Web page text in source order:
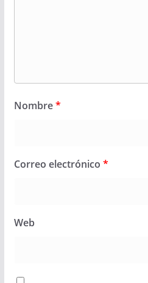
Nombre*
Correo electrónico *
Web